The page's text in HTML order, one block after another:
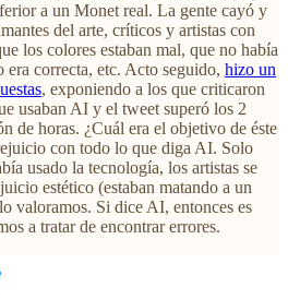
a un Monet real. La gente cayó y
del arte, críticos y artistas con
los colores estaban mal, que no había
correcta, etc. Acto seguido, hizo un
, exponiendo a los que criticaron
usaban AI y el tweet superó los 2
de horas. ¿Cuál era el objetivo de éste
con todo lo que diga AI. Solo
usado la tecnología, los artistas se
estético (estaban matando a un
valoramos. Si dice AI, entonces es
a tratar de encontrar errores.